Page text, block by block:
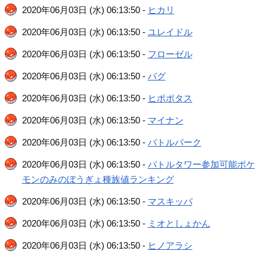
2020年06月03日 (水) 06:13:50 - ヒカリ
2020年06月03日 (水) 06:13:50 - ユレイドル
2020年06月03日 (水) 06:13:50 - フローゼル
2020年06月03日 (水) 06:13:50 - バグ
2020年06月03日 (水) 06:13:50 - ヒポポタス
2020年06月03日 (水) 06:13:50 - マイナン
2020年06月03日 (水) 06:13:50 - バトルパーク
2020年06月03日 (水) 06:13:50 - バトルタワー参加可能ポケ
モンのみのぼうぎょ種族値ランキング
2020年06月03日 (水) 06:13:50 - マスキッパ
2020年06月03日 (水) 06:13:50 - ミオとしょかん
2020年06月03日 (水) 06:13:50 - ヒノアラシ